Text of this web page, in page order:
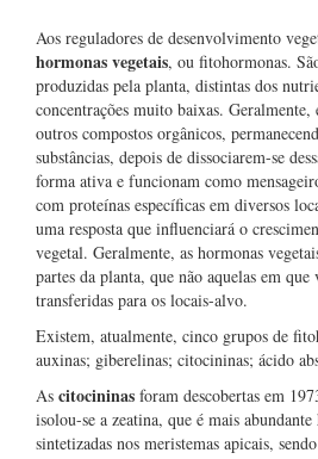
Aos reguladores de desenvolvimento
hormonas vegetais, ou fitohormonas.
produzidas pela planta, distintas dos
concentrações muito baixas. Geralmente,
outros compostos orgânicos,
substâncias, depois de dissociarem-se
forma ativa e funcionam como
com proteínas específicas em diversos
uma resposta que influenciará o
vegetal. Geralmente, as hormonas
partes da planta, que não aquelas em que
transferidas para os locais-alvo.
Existem, atualmente, cinco grupos de
auxinas; giberelinas; citocininas; ácido
As citocininas foram descobertas em
isolou-se a zeatina, que é mais
sintetizadas nos meristemas apicais,